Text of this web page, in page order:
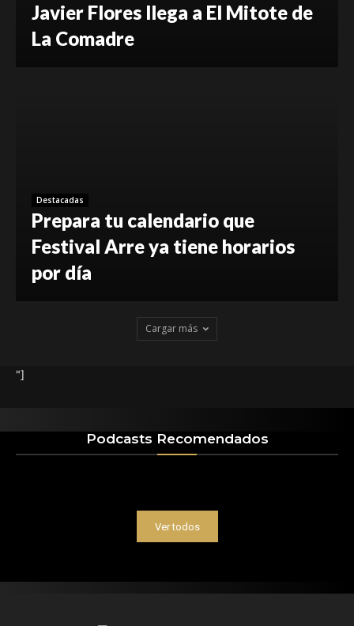
Javier Flores llega a El Mitote de
La Comadre
Destacadas
Prepara tu calendario que
Festival Arre ya tiene horarios
por día
Cargar más
"]
Podcasts Recomendados
Ver todos